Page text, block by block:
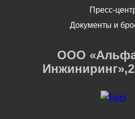
Пресс-
Документы и
ООО